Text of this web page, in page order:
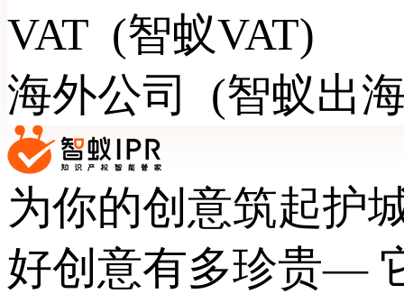
整合全球100+国家/地区的1000+律师/会计师资源，
帮您把跨境路上的合规阻碍，通通扫清！
VAT (智蚁VAT)
海外公司
(智蚁出
为你的创意筑起护
好创意有多珍贵—